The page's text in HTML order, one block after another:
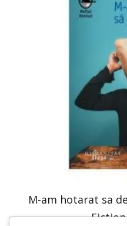
M-am hotarat sa